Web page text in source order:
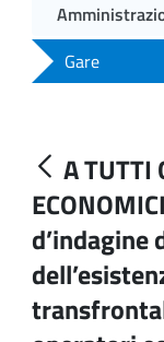
Gare
A TUTTI
d’indagine